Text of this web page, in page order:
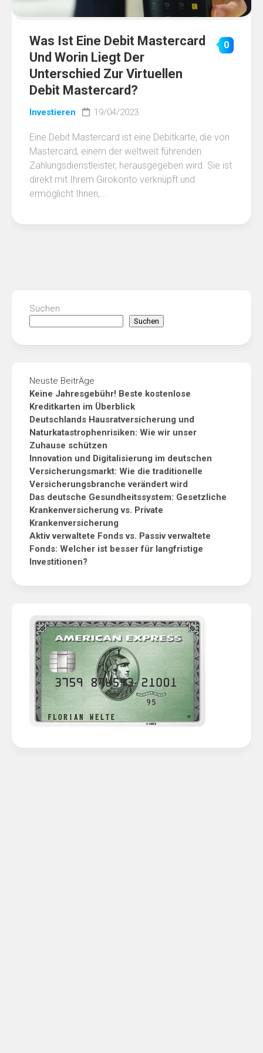
Was Ist Eine Debit Mastercard
Und Worin Liegt Der
Unterschied Zur Virtuellen
Debit Mastercard?
0
Investieren 19/04/2023
Eine Debit Mastercard ist eine Debitkarte, die von
Mastercard, einem der weltweit führenden
Zahlungsdienstleister, herausgegeben wird. Sie ist
direkt mit Ihrem Girokonto verknüpft und
ermöglicht Ihnen,...
Suchen
Suchen
Neuste BeitrÄge
Keine Jahresgebühr! Beste kostenlose
Kreditkarten im Überblick
Deutschlands Hausratversicherung und
Naturkatastrophenrisiken: Wie wir unser
Zuhause schützen
Innovation und Digitalisierung im deutschen
Versicherungsmarkt: Wie die traditionelle
Versicherungsbranche verändert wird
Das deutsche Gesundheitssystem: Gesetzliche
Krankenversicherung vs. Private
Krankenversicherung
Aktiv verwaltete Fonds vs. Passiv verwaltete
Fonds: Welcher ist besser für langfristige
Investitionen?